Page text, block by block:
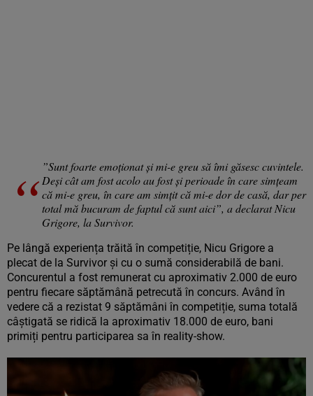
”Sunt foarte emoționat și mi-e greu să îmi găsesc cuvintele.
Deși cât am fost acolo au fost și perioade în care simțeam
că mi-e greu, în care am simțit că mi-e dor de casă, dar per
total mă bucuram de faptul că sunt aici”, a declarat Nicu
Grigore, la Survivor.
Pe lângă experiența trăită în competiție, Nicu Grigore a
plecat de la Survivor și cu o sumă considerabilă de bani.
Concurentul a fost remunerat cu aproximativ 2.000 de euro
pentru fiecare săptămână petrecută în concurs. Având în
vedere că a rezistat 9 săptămâni în competiție, suma totală
câștigată se ridică la aproximativ 18.000 de euro, bani
primiți pentru participarea sa în reality-show.